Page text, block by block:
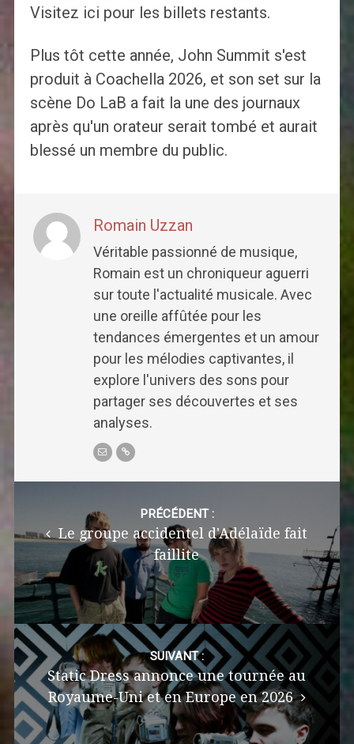
Visitez ici pour les billets restants.
Plus tôt cette année, John Summit s'est
produit à Coachella 2026, et son set sur la
scène Do LaB a fait la une des journaux
après qu'un orateur serait tombé et aurait
blessé un membre du public.
Romain Uzzan
Véritable passionné de musique,
Romain est un chroniqueur aguerri
sur toute l'actualité musicale. Avec
une oreille affûtée pour les
tendances émergentes et un amour
pour les mélodies captivantes, il
explore l'univers des sons pour
partager ses découvertes et ses
analyses.
PRÉCÉDENT :
Le groupe accidentel d'Adélaïde fait
faillite
SUIVANT :
Static Dress annonce une tournée au
Royaume-Uni et en Europe en 2026